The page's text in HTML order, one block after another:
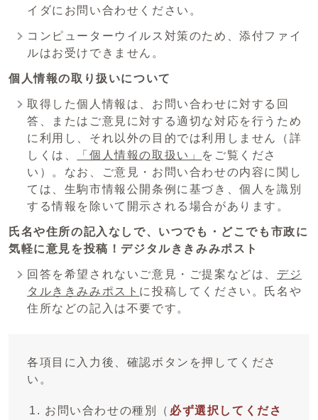
イダにお問い合わせください。
コンピューターウイルス対策のため、添付ファイ
ルはお受けできません。
個人情報の取り扱いについて
取得した個人情報は、お問い合わせに対する回
答、またはご意見に対する適切な対応を行うため
に利用し、それ以外の目的では利用しません（詳
しくは、
「個人情報の取扱い」 をご覧くださ
い）。なお、ご意見・お問い合わせの内容に関し
ては、生駒市情報公開条例に基づき、個人を識別
する情報を除いて開示される場合があります。
氏名や住所の記入なしで、いつでも・どこでも市政に
気軽に意見を投稿！デジタルききみみポスト
回答を希望されないご意見・ご提案などは、 デジ
タルききみみポスト に投稿してください。氏名や
住所などの記入は不要です。
各項目に入力後、確認ボタンを押してくださ
い。
お問い合わせの種別 （ 必ず選択してくださ